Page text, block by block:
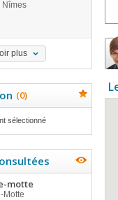
Nîmes
plus
(0)
sélectionné
motte
Motte